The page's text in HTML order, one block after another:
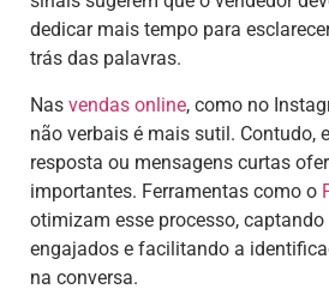
dedicar mais tempo para
trás das palavras.
Nas vendas online, como no
não verbais é mais sutil. Contudo,
resposta ou mensagens curtas
importantes. Ferramentas como o
otimizam esse processo,
engajados e facilitando a
na conversa.